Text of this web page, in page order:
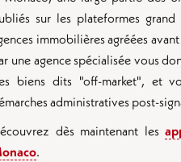
sur les plateformes
immobilières agréées
une agence spécialisée vous
biens dits "off-market", et
administratives post-
dès maintenant les
.